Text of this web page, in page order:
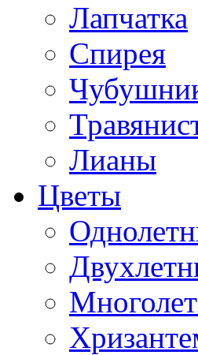
Лапчатка
Спирея
Лианы
Цветы